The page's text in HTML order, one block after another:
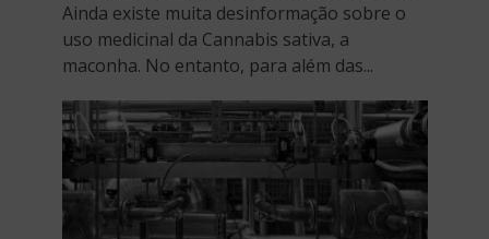
Ainda existe muita desinformação sobre o
uso medicinal da Cannabis sativa, a
maconha. No entanto, para além das...